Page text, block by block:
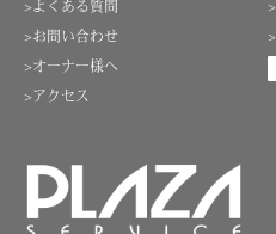
>よくある質問
>お問い合わせ
>オーナー様へ
>アクセス